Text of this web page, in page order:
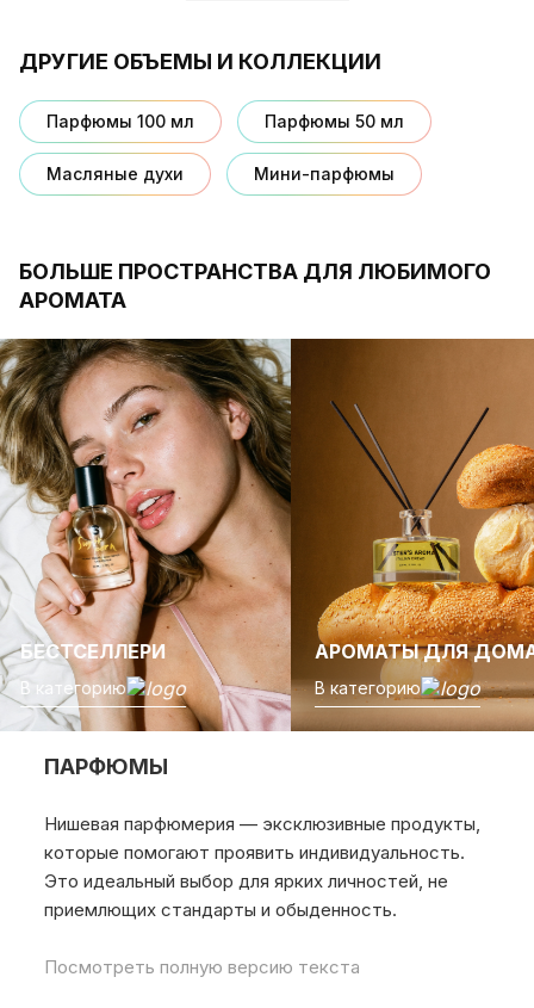
ДРУГИЕ ОБЪЕМЫ И КОЛЛЕКЦИИ
Парфюмы 100 мл Парфюмы 50 мл
Масляные духи Мини-парфюмы
БОЛЬШЕ ПРОСТРАНСТВА ДЛЯ ЛЮБИМОГО
АРОМАТА
БЕСТСЕЛЛЕРИ
В категорию
АРОМАТЫ ДЛЯ
В категорию
ПАРФЮМЫ
Нишевая парфюмерия — эксклюзивные продукты,
которые помогают проявить индивидуальность.
Это идеальный выбор для ярких личностей, не
приемлющих стандарты и обыденность.
Посмотреть полную версию текста